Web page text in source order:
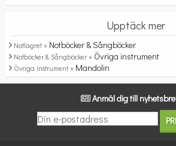
Upptäck mer
Notlagret » Notböcker & Sångböcker
Notböcker & Sångböcker » Övriga instrument
Övriga instrument » Mandolin
Anmäl dig till